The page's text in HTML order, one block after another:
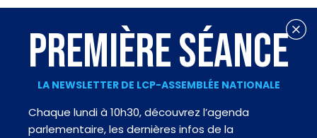
PREMIÈRE SÉANCE
LA NEWSLETTER DE LCP-ASSEMBLÉE NATIONALE
Chaque lundi à 10h30, découvrez l’agenda
parlementaire, les dernières infos de la